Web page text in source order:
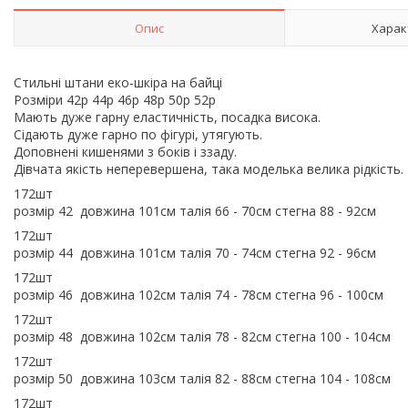
Опис
Стильні штани еко-шкіра на байці
Розміри 42р 44р 46р 48р 50р 52р
Мають дуже гарну еластичність, посадка висока.
Сідають дуже гарно по фігурі, утягують.
Доповнені кишенями з боків і ззаду.
Дівчата якість неперевершена, така моделька велика рідкість.
172шт
розмір 42 довжина 101см талія 66 - 70см стегна 88 - 92см
172шт
розмір 44 довжина 101см талія 70 - 74см стегна 92 - 96см
172шт
розмір 46 довжина 102см талія 74 - 78см стегна 96 - 100см
172шт
розмір 48 довжина 102см талія 78 - 82см стегна 100 - 104см
172шт
розмір 50 довжина 103см талія 82 - 88см стегна 104 - 108см
172шт